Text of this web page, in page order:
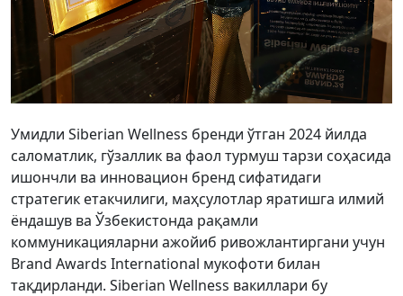
Умидли Siberian Wellness бренди ўтган 2024 йилда
саломатлик, гўзаллик ва фаол турмуш тарзи соҳасида
ишончли ва инновацион бренд сифатидаги
стратегик етакчилиги, маҳсулотлар яратишга илмий
ёндашув ва Ўзбекистонда рақамли
коммуникацияларни ажойиб ривожлантиргани учун
Brand Awards International мукофоти билан
тақдирланди. Siberian Wellness вакиллари бу